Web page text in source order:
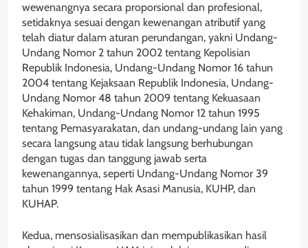
wewenangnya secara proporsional dan profesional,
setidaknya sesuai dengan kewenangan atributif yang
telah diatur dalam aturan perundangan, yakni Undang-
Undang Nomor 2 tahun 2002 tentang Kepolisian
Republik Indonesia, Undang-Undang Nomor 16 tahun
2004 tentang Kejaksaan Republik Indonesia, Undang-
Undang Nomor 48 tahun 2009 tentang Kekuasaan
Kehakiman, Undang-Undang Nomor 12 tahun 1995
tentang Pemasyarakatan, dan undang-undang lain yang
secara langsung atau tidak langsung berhubungan
dengan tugas dan tanggung jawab serta
kewenangannya, seperti Undang-Undang Nomor 39
tahun 1999 tentang Hak Asasi Manusia, KUHP, dan
KUHAP.
Kedua, mensosialisasikan dan mempublikasikan hasil